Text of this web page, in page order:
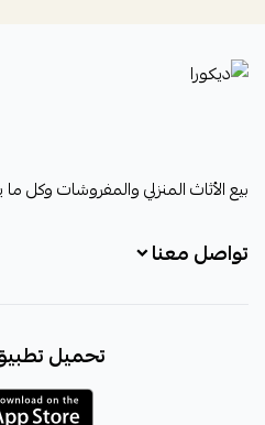
ديكورا
بيع الأثاث المنزلي والمفروشات وكل
تواصل معنا
تحميل